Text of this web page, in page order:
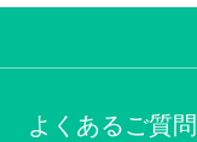
よくあるご質問